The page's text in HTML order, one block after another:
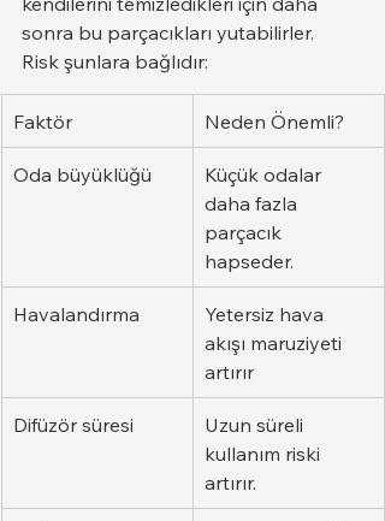
sonra bu parçacıkları yutabilirler.
Risk şunlara bağlıdır:
Faktör Neden Önemli?
Oda büyüklüğü
Küçük odalar
daha fazla
parçacık
hapseder.
Havalandırma
Yetersiz hava
akışı maruziyeti
artırır
Difüzör süresi
Uzun süreli
kullanım riski
artırır.